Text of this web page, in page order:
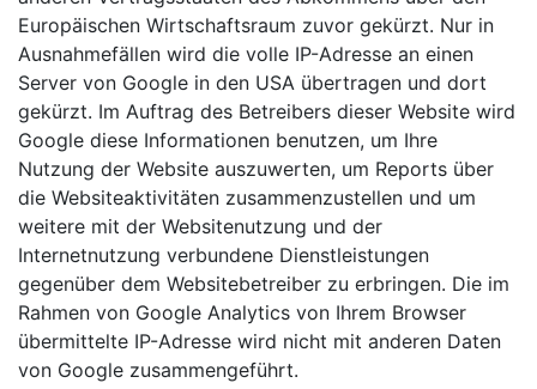
Europäischen Wirtschaftsraum zuvor gekürzt. Nur in
Ausnahmefällen wird die volle IP-Adresse an einen
Server von Google in den USA übertragen und dort
gekürzt. Im Auftrag des Betreibers dieser Website wird
Google diese Informationen benutzen, um Ihre
Nutzung der Website auszuwerten, um Reports über
die Websiteaktivitäten zusammenzustellen und um
weitere mit der Websitenutzung und der
Internetnutzung verbundene Dienstleistungen
gegenüber dem Websitebetreiber zu erbringen. Die im
Rahmen von Google Analytics von Ihrem Browser
übermittelte IP-Adresse wird nicht mit anderen Daten
von Google zusammengeführt.